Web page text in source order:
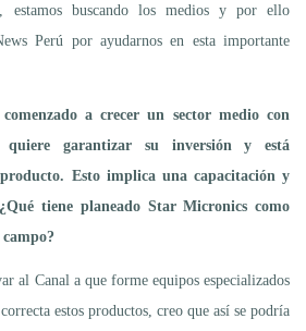
buscando los medios y por ello
Perú por ayudarnos en esta importante
a crecer un sector medio con
quiere garantizar su inversión y está
Esto implica una capacitación y
tiene planeado Star Micronics como
al Canal a que forme equipos especializados
estos productos, creo que así se podría